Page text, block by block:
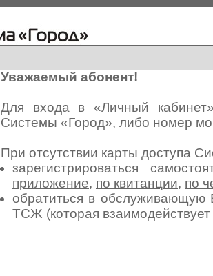
Уважаемый абонент!
Для входа в «Личный
Системы «Город», либо номер
При отсутствии карты доступа
зарегистрироваться
приложение, по квитанции, по
обратиться в
ТСЖ (которая